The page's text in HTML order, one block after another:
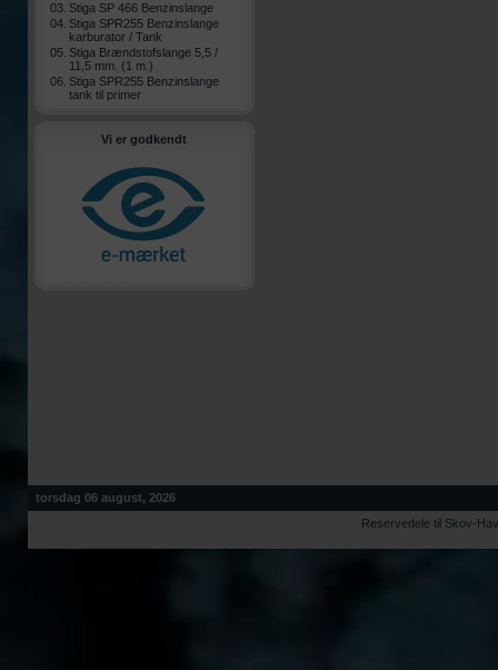
03. Stiga SP 466 Benzinslange
04. Stiga SPR255 Benzinslange
karburator / Tank
05. Stiga Brændstofslange 5,5 /
11,5 mm. (1 m.)
06. Stiga SPR255 Benzinslange
tank til primer
Vi er godkendt
torsdag 06 august, 2026
Reservedele til Skov-